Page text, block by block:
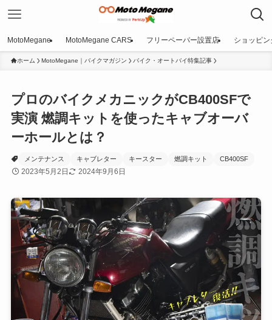
MotoMegane MotoMegane CARS フリーペーパー設置店 ショッピン
ホーム MotoMegane｜バイクマガジン バイク・オートバイ特集記事
プロのバイクメカニックがCB400SFで
実演 燃調キットを使ったキャブオーバ
ーホールとは？
メンテナンス キャブレター キースター 燃調キット CB400SF
2023年5月2日 2024年9月6日